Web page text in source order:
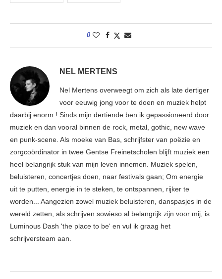
0
NEL MERTENS
Nel Mertens overweegt om zich als late dertiger
voor eeuwig jong voor te doen en muziek helpt
daarbij enorm ! Sinds mijn dertiende ben ik gepassioneerd door
muziek en dan vooral binnen de rock, metal, gothic, new wave
en punk-scene. Als moeke van Bas, schrijfster van poëzie en
zorgcoördinator in twee Gentse Freinetscholen blijft muziek een
heel belangrijk stuk van mijn leven innemen. Muziek spelen,
beluisteren, concertjes doen, naar festivals gaan; Om energie
uit te putten, energie in te steken, te ontspannen, rijker te
worden... Aangezien zowel muziek beluisteren, danspasjes in de
wereld zetten, als schrijven sowieso al belangrijk zijn voor mij, is
Luminous Dash 'the place to be' en vul ik graag het
schrijversteam aan.